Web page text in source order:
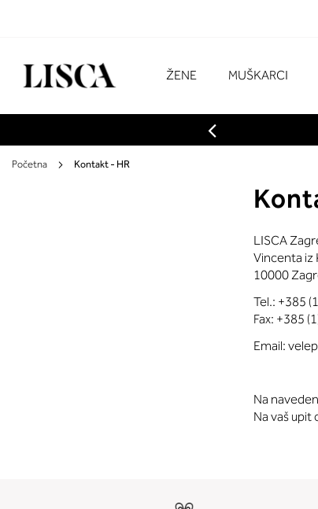
ŽENE MUŠKARCI
Početna Kontakt - HR
LISCA
Vincenta iz
10000
Tel.: +385
Fax: +385
Email:
Na
Na vaš